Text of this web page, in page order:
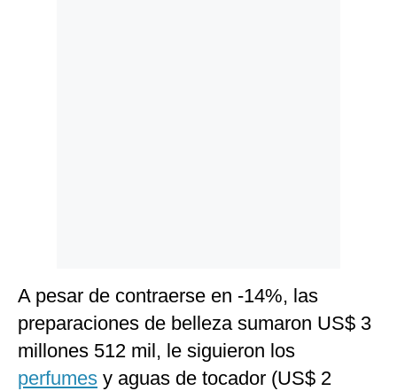
A pesar de contraerse en -14%, las
preparaciones de belleza sumaron US$ 3
millones 512 mil, le siguieron los
perfumes y aguas de tocador (US$ 2